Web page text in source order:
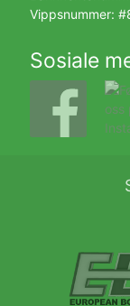
Vippsnummer:
Sosiale